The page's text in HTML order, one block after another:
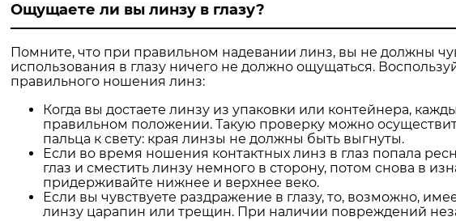
Ощущаете ли вы линзу в глазу?
Помните, что при правильном надевании линз, вы не должны
использования в глазу ничего не должно ощущаться.
правильного ношения линз:
Когда вы достаете линзу из упаковки или контейнера,
правильном положении. Такую проверку можно
пальца к свету: края линзы не должны быть выгнуты.
Если во время ношения контактных линз в глаз попала
глаз и сместить линзу немного в сторону, потом снова в
придерживайте нижнее и верхнее веко.
Если вы чувствуете раздражение в глазу, то, возможно,
линзу царапин или трещин. При наличии повреждений